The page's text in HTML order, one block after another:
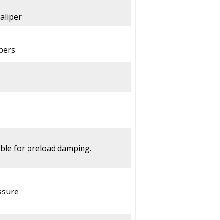
for preload damping.